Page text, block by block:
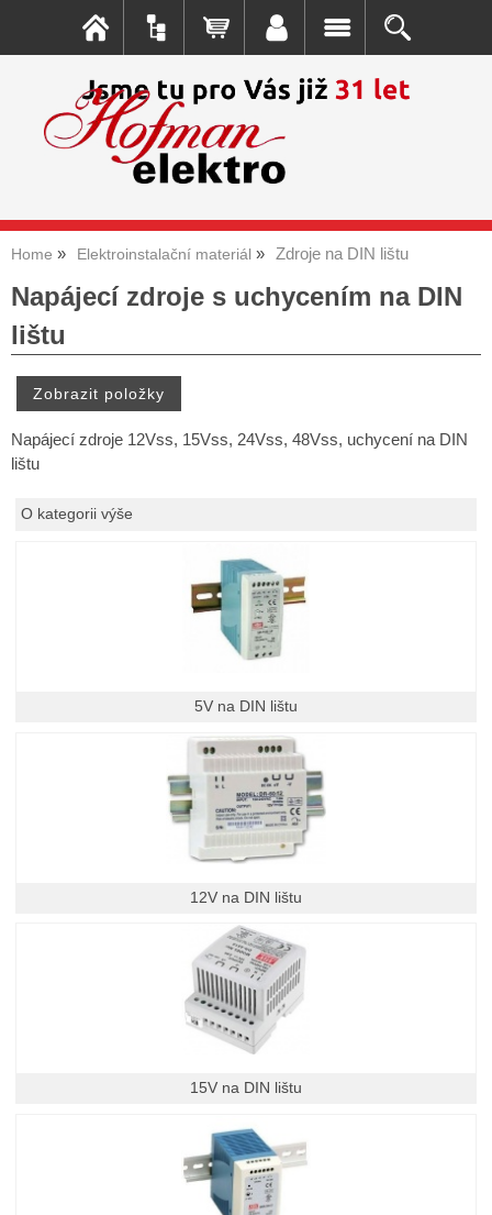
Home Elektroinstalační materiál Zdroje na DIN lištu
Napájecí zdroje s uchycením na DIN
lištu
Napájecí zdroje 12Vss, 15Vss, 24Vss, 48Vss, uchycení na DIN
lištu
O kategorii výše
5V na DIN lištu
12V na DIN lištu
15V na DIN lištu